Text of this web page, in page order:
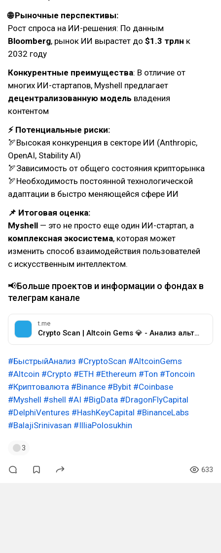
🌐 Рыночные перспективы:
Рост спроса на ИИ-решения: По данным
Bloomberg, рынок ИИ вырастет до $1.3 трлн к
2032 году
Конкурентные преимущества: В отличие от
многих ИИ-стартапов, Myshell предлагает
децентрализованную модель владения
контентом
⚡ Потенциальные риски:
🏹Высокая конкуренция в секторе ИИ (Anthropic,
OpenAI, Stability AI)
🏹Зависимость от общего состояния крипторынка
🏹Необходимость постоянной технологической
адаптации в быстро меняющейся сфере ИИ
📌 Итоговая оценка:
Myshell — это не просто еще один ИИ-стартап, а
комплексная экосистема, которая может
изменить способ взаимодействия пользователей
с искусственным интеллектом.
📢Больше проектов и информации о фондах в
телеграм канале
t.me
Crypto Scan | Altcoin Gems 💎 - Анализ альткоинов &amp; крипто проектов
#БыстрыйАнализ #CryptoScan #AltcoinGems
#Altcoin #Crypto #ETH #Ethereum #Ton #Toncoin
#Криптовалюта #Binance #Bybit #Coinbase
#Myshell #shell #AI #BigData #DragonFlyCapital
#DelphiVentures #HashKeyCapital #BinanceLabs
#BalajiSrinivasan #IlliaPolosukhin
3
633